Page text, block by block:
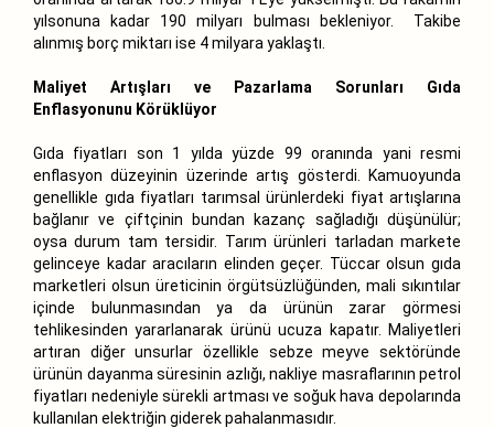
yılsonuna kadar 190 milyarı bulması bekleniyor. Takibe
alınmış borç miktarı ise 4 milyara yaklaştı.
Maliyet Artışları ve Pazarlama Sorunları Gıda
Enflasyonunu Körüklüyor
Gıda fiyatları son 1 yılda yüzde 99 oranında yani resmi
enflasyon düzeyinin üzerinde artış gösterdi. Kamuoyunda
genellikle gıda fiyatları tarımsal ürünlerdeki fiyat artışlarına
bağlanır ve çiftçinin bundan kazanç sağladığı düşünülür;
oysa durum tam tersidir. Tarım ürünleri tarladan markete
gelinceye kadar aracıların elinden geçer. Tüccar olsun gıda
marketleri olsun üreticinin örgütsüzlüğünden, mali sıkıntılar
içinde bulunmasından ya da ürünün zarar görmesi
tehlikesinden yararlanarak ürünü ucuza kapatır. Maliyetleri
artıran diğer unsurlar özellikle sebze meyve sektöründe
ürünün dayanma süresinin azlığı, nakliye masraflarının petrol
fiyatları nedeniyle sürekli artması ve soğuk hava depolarında
kullanılan elektriğin giderek pahalanmasıdır.